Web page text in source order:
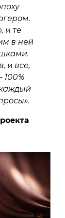
и те
в ней
и все,
каждый